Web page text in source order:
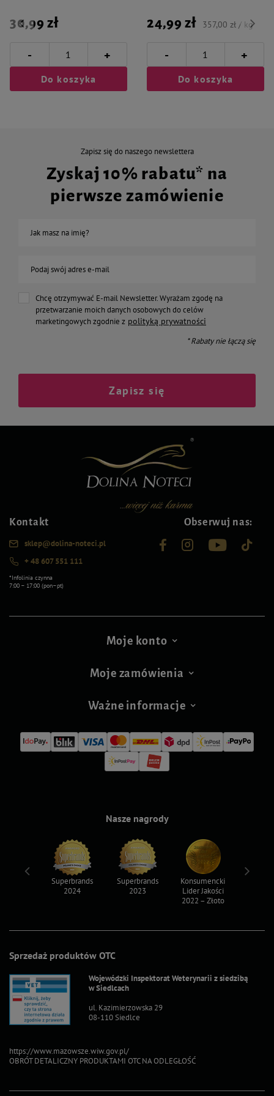
30,99 zł
- +
Do koszyka
24,99 zł 357,00 zł / kg
- +
Do koszyka
Zapisz się do naszego newslettera
Zyskaj 10% rabatu* na
pierwsze zamówienie
Jak masz na imię?
Podaj swój adres e-mail
Chcę otrzymywać E-mail Newsletter. Wyrażam zgodę na
przetwarzanie moich danych osobowych do celów
marketingowych zgodnie z polityką prywatności
* Rabaty nie łączą się
Zapisz się
Kontakt
sklep@dolina-noteci.pl
+ 48 607 551 111
*Infolinia czynna
7:00 – 17:00 (pon–pt)
Obserwuj nas:
Moje konto
Moje zamówienia
Ważne informacje
Sprzedaż produktów OTC
Wojewódzki Inspektorat Weterynarii z siedzibą
w Siedlcach
ul. Kazimierzowska 29
08-110 Siedlce
https://www.mazowsze.wiw.gov.pl/
OBRÓT DETALICZNY PRODUKTAMI OTC NA ODLEGŁOŚĆ
Nasze nagrody
Superbrands
2024
Superbrands
2023
Konsumencki
Lider Jakości
2022 – Złoto